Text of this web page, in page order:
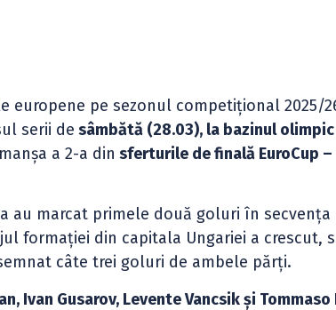
europene pe sezonul competițional 2025/
serii de sâmbătă (28.03), la bazinul
a 2-a din sferturile de finală EuroCup
au marcat primele două goluri în secvența
formației din capitala Ungariei a crescut,
câte trei goluri de ambele părți.
Ivan Gusarov, Levente Vancsik și Tommaso